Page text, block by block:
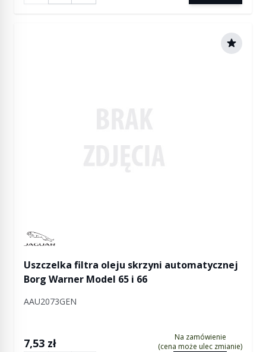
Manufactured by Jaguar
Uszczelka filtra oleju skrzyni automatycznej
Borg Warner Model 65 i 66
AAU2073GEN
7,53 zł
Na zamówienie
(cena może ulec zmianie)